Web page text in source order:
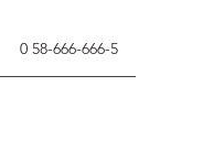
0 58-666-666-5